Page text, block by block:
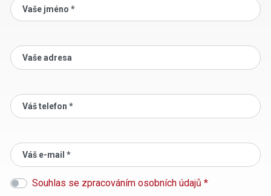
Vaše jméno *
Vaše adresa
Váš telefon *
Váš e-mail *
Souhlas se zpracováním osobních údajů *